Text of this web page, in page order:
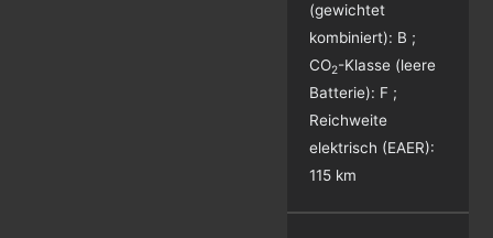
(gewichtet
kombiniert): B ;
CO2-Klasse (leere
Batterie): F ;
Reichweite
elektrisch (EAER):
115 km